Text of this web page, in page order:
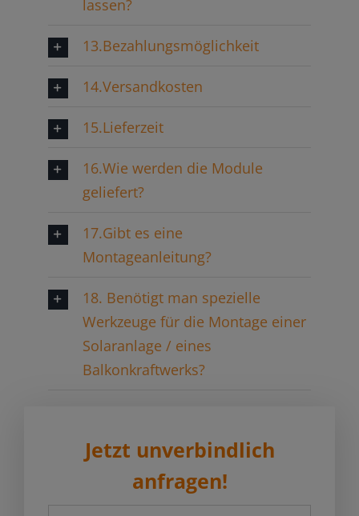
lassen?
13.Bezahlungsmöglichkeit
14.Versandkosten
15.Lieferzeit
16.Wie werden die Module
geliefert?
17.Gibt es eine
Montageanleitung?
18. Benötigt man spezielle
Werkzeuge für die Montage einer
Solaranlage / eines
Balkonkraftwerks?
Jetzt unverbindlich
anfragen!